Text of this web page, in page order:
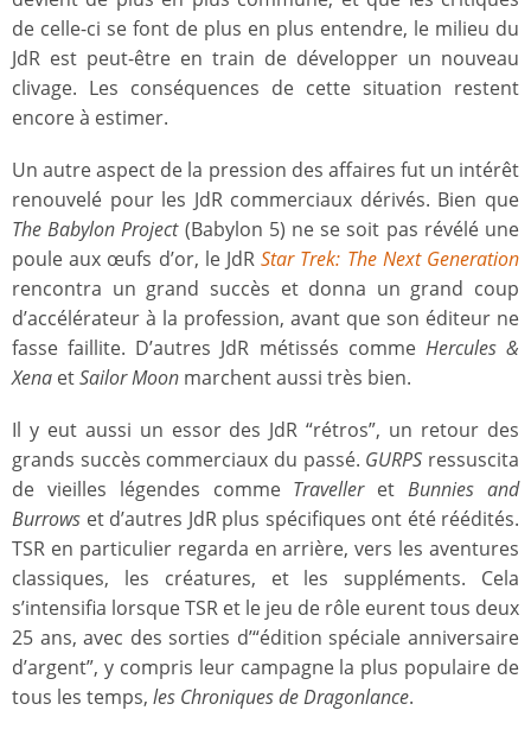
de celle-ci se font de plus en plus entendre, le milieu du
JdR est peut-être en train de développer un nouveau
clivage. Les conséquences de cette situation restent
encore à estimer.
Un autre aspect de la pression des affaires fut un intérêt
renouvelé pour les JdR commerciaux dérivés. Bien que
The Babylon Project(Babylon 5) ne se soit pas révélé une
poule aux œufs d’or, le JdRStar Trek: The Next Generation
rencontra un grand succès et donna un grand coup
d’accélérateur à la profession, avant que son éditeur ne
fasse faillite. D’autres JdR métissés comme Hercules &
Xena etSailor Moon marchent aussi très bien.
Il y eut aussi un essor des JdR “rétros”, un retour des
grands succès commerciaux du passé. GURPS ressuscita
de vieilles légendes comme TravelleretBunnies and
Burrows et d’autres JdR plus spécifiques ont été réédités.
TSR en particulier regarda en arrière, vers les aventures
classiques, les créatures, et les suppléments. Cela
s’intensifia lorsque TSR et le jeu de rôle eurent tous deux
25 ans, avec des sorties d’“édition spéciale anniversaire
d’argent”, y compris leur campagne la plus populaire de
tous les temps, les Chroniques de Dragonlance.